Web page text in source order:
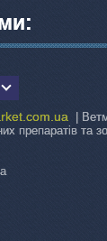
|
препаратів та